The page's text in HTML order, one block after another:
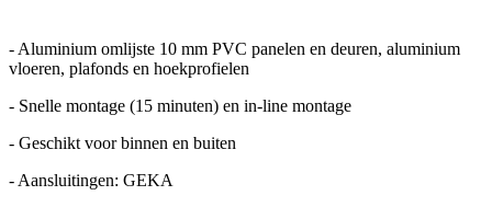
- Aluminium omlijste 10 mm PVC panelen en deuren, aluminium
vloeren, plafonds en hoekprofielen
- Snelle montage (15 minuten) en in-line montage
- Geschikt voor binnen en buiten
- Aansluitingen: GEKA